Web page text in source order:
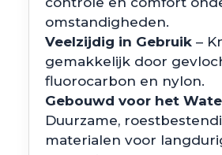
omstandigheden.
Veelzijdig in Gebruik –
gemakkelijk door
fluorocarbon en nylon.
Gebouwd voor het
Duurzame,
materialen voor